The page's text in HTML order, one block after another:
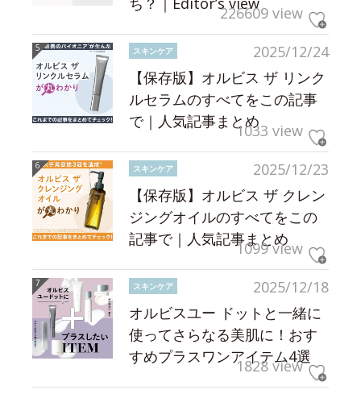
226609 view
2025/12/24
スキンケア
【保存版】オルビス ザ リンク
ルセラムのすべてをこの記事
で｜人気記事まとめ1033 view
2025/12/23
スキンケア
【保存版】オルビス ザ クレン
ジングオイルのすべてをこの
記事で｜人気記事まとめ
1099 view
2025/12/18
スキンケア
オルビスユー ドットと一緒に
使ってさらなる美肌に！おす
すめプラスワンアイテム4選
1828 view